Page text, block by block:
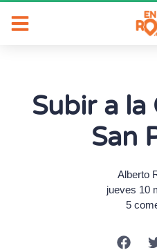
Subir a la
San
Alberto
jueves 10
5